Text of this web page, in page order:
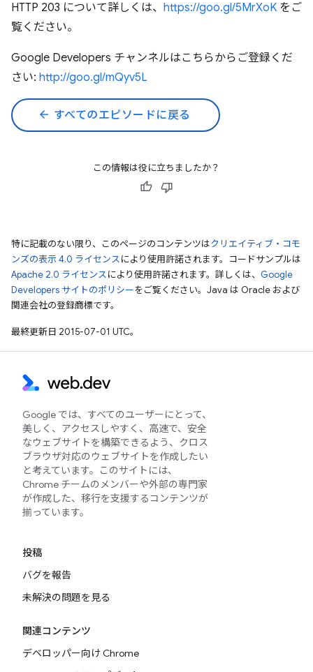
HTTP 203 について詳しくは、 https://goo.gl/5MrXoK をご
覧ください。
Google Developers チャンネルはこちらからご登録くだ
さい: http://goo.gl/mQyv5L
arrow_back すべてのエピソードに戻る
この情報は役に立ちましたか？
特に記載のない限り、このページのコンテンツはクリエイティブ・コモ
ンズの表示 4.0 ライセンスにより使用許諾されます。コードサンプルは
Apache 2.0 ライセンスにより使用許諾されます。詳しくは、 Google
Developers サイトのポリシーをご覧ください。Java は Oracle および
関連会社の登録商標です。
最終更新日 2015-07-01 UTC。
Google では、すべてのユーザーにとって、
美しく、アクセスしやすく、高速で、安全
なウェブサイトを構築できるよう、クロス
ブラウザ対応のウェブサイトを作成したい
と考えています。このサイトには、
Chrome チームのメンバーや外部の専門家
が作成した、移行を支援するコンテンツが
揃っています。
投稿
バグを報告
未解決の問題を見る
関連コンテンツ
デベロッパー向け Chrome